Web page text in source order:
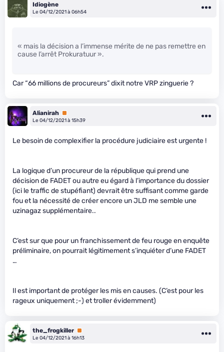
Idiogène
Le 04/12/2021 à 06h54
« mais la décision a l’immense mérite de ne pas remettre en
cause l’arrêt Prokuratuur ».
Car “66 millions de procureurs” dixit notre VRP zinguerie ?
Alianirah Premium
Le 04/12/2021 à 15h39
Le besoin de complexifier la procédure judiciaire est urgente !
La logique d’un procureur de la république qui prend une
décision de FADET ou autre eu égard à l’importance du dossier
(ici le traffic de stupéfiant) devrait être suffisant comme garde
fou et la nécessité de créer encore un JLD me semble une
uzinagaz supplémentaire..
C’est sur que pour un franchissement de feu rouge en enquête
préliminaire, on pourrait légitimement s’inquiéter d’une FADET
…
Il est important de protéger les mis en causes. (C’est pour les
rageux uniquement ;-) et troller évidemment)
the_frogkiller Premium
Le 04/12/2021 à 16h13